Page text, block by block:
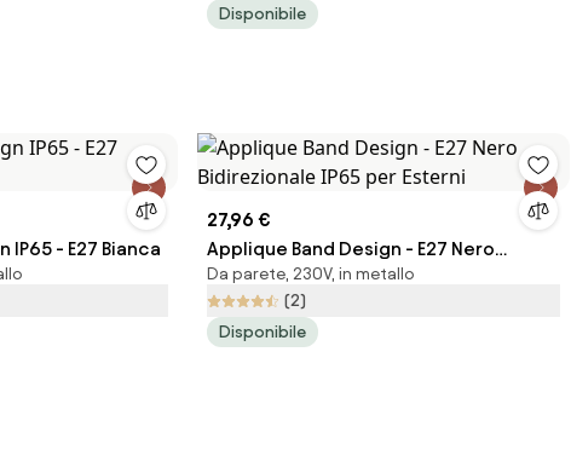
Disponibile
- E27 Bianca
27,96 €
Applique Band Design - E27 Nero
Bidirezionale IP65 per Esterni
Da parete, 230V, in metallo
(2)
Disponibile